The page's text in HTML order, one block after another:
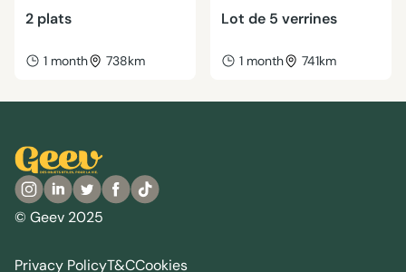
2 plats
1 month 738km
Lot de 5 verrines
1 month 741km
© Geev 2025
Privacy PolicyT&CCookies